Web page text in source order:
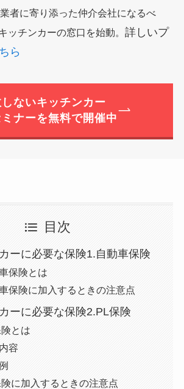
者に寄り添った仲介会社になるべ
ッチンカーの窓口を始動。 詳しいプ
ら
ないキッチンカー
ミナーを無料で開催中
目次
ーに必要な保険1.自動車保険
保険とは
保険に加入するときの注意点
ーに必要な保険2.PL保険
とは
容
に加入するときの注意点